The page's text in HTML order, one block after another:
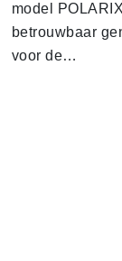
model
betrouwbaar
voor de…